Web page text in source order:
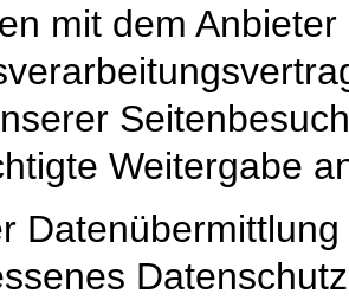
mit dem Anbieter
Weitergabe